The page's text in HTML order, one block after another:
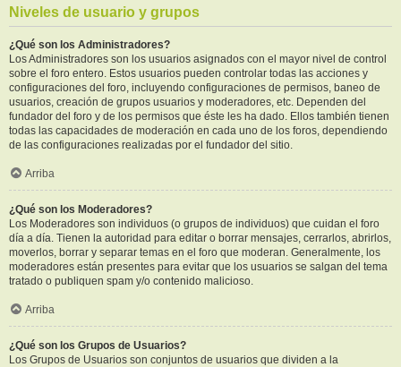
Niveles de usuario y grupos
¿Qué son los Administradores?
Los Administradores son los usuarios asignados con el mayor nivel de control
sobre el foro entero. Estos usuarios pueden controlar todas las acciones y
configuraciones del foro, incluyendo configuraciones de permisos, baneo de
usuarios, creación de grupos usuarios y moderadores, etc. Dependen del
fundador del foro y de los permisos que éste les ha dado. Ellos también tienen
todas las capacidades de moderación en cada uno de los foros, dependiendo
de las configuraciones realizadas por el fundador del sitio.
Arriba
¿Qué son los Moderadores?
Los Moderadores son individuos (o grupos de individuos) que cuidan el foro
día a día. Tienen la autoridad para editar o borrar mensajes, cerrarlos, abrirlos,
moverlos, borrar y separar temas en el foro que moderan. Generalmente, los
moderadores están presentes para evitar que los usuarios se salgan del tema
tratado o publiquen spam y/o contenido malicioso.
Arriba
¿Qué son los Grupos de Usuarios?
Los Grupos de Usuarios son conjuntos de usuarios que dividen a la